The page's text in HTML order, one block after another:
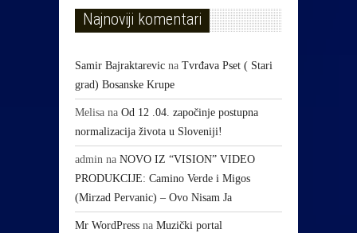
Najnoviji komentari
Samir Bajraktarevic na Tvrđava Pset ( Stari
grad) Bosanske Krupe
Melisa na Od 12 .04. započinje postupna
normalizacija života u Sloveniji!
admin na NOVO IZ “VISION” VIDEO
PRODUKCIJE: Camino Verde i Migos
(Mirzad Pervanic) – Ovo Nisam Ja
Mr WordPress na Muzički portal